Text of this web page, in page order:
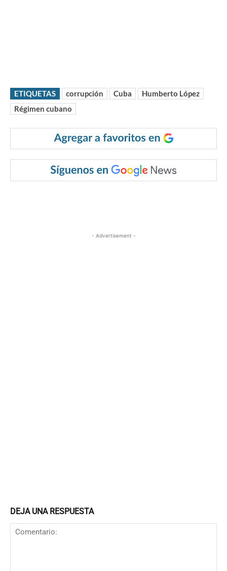
ETIQUETAS corrupción Cuba
Humberto López
Régimen cubano
- Advertisement -
DEJA UNA RESPUESTA